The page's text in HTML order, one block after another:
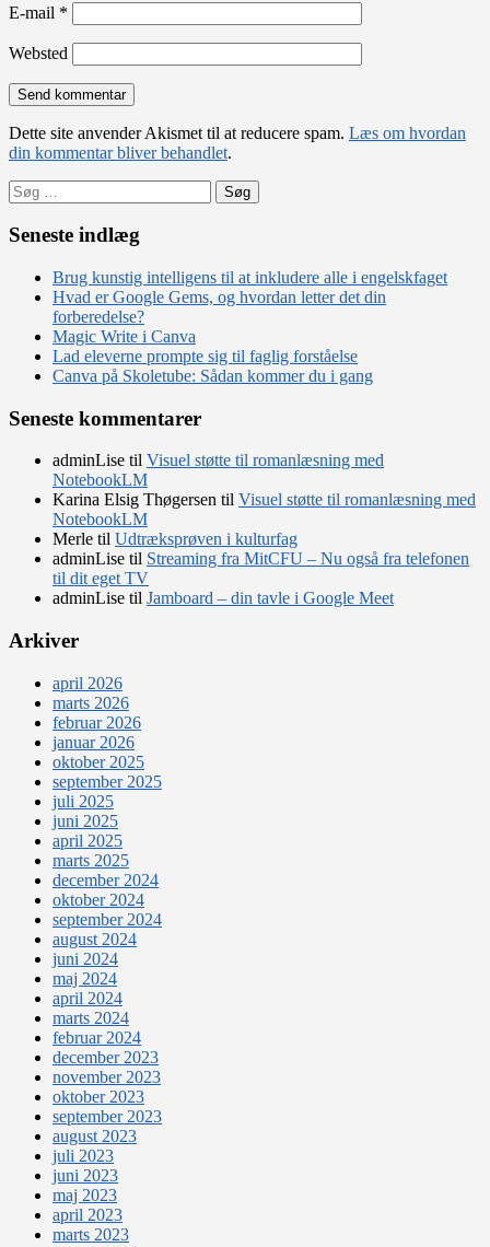
E-mail *
Websted
Dette site anvender Akismet til at reducere spam. Læs om hvordan
din kommentar bliver behandlet.
Søg
efter:
Seneste indlæg
Brug kunstig intelligens til at inkludere alle i engelskfaget
Hvad er Google Gems, og hvordan letter det din
forberedelse?
Magic Write i Canva
Lad eleverne prompte sig til faglig forståelse
Canva på Skoletube: Sådan kommer du i gang
Seneste kommentarer
adminLise til Visuel støtte til romanlæsning med
NotebookLM
Karina Elsig Thøgersen til Visuel støtte til romanlæsning med
NotebookLM
Merle til Udtræksprøven i kulturfag
adminLise til Streaming fra MitCFU – Nu også fra telefonen
til dit eget TV
adminLise til Jamboard – din tavle i Google Meet
Arkiver
april 2026
marts 2026
februar 2026
januar 2026
oktober 2025
september 2025
juli 2025
juni 2025
april 2025
marts 2025
december 2024
oktober 2024
september 2024
august 2024
juni 2024
maj 2024
april 2024
marts 2024
februar 2024
december 2023
november 2023
oktober 2023
september 2023
august 2023
juli 2023
juni 2023
maj 2023
april 2023
marts 2023